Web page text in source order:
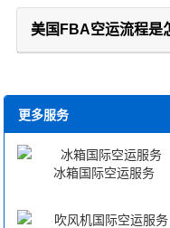
美国FBA空运流程是
更多服务
冰箱国际空运服务